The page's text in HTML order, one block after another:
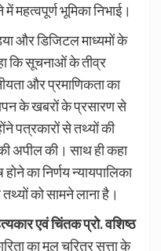
भूमिका निभाई।
और डिजिटल माध्यमों के
कि सूचनाओं के तीव्र
और प्रमाणिकता का
के खबरों के प्रसारण से
पत्रकारों से तथ्यों की
अपील की। साथ ही कहा
का निर्णय न्यायपालिका
को सामने लाना है।
एवं चिंतक प्रो. वशिष्ठ
का मूल चरित्र सत्ता के